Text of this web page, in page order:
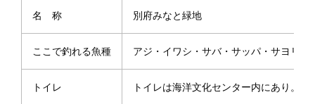
名 称 別府みなと緑地
ここで釣れる魚種 アジ・イワシ・サバ・サッパ・サヨリ
トイレ トイレは海洋文化センター内にあり。